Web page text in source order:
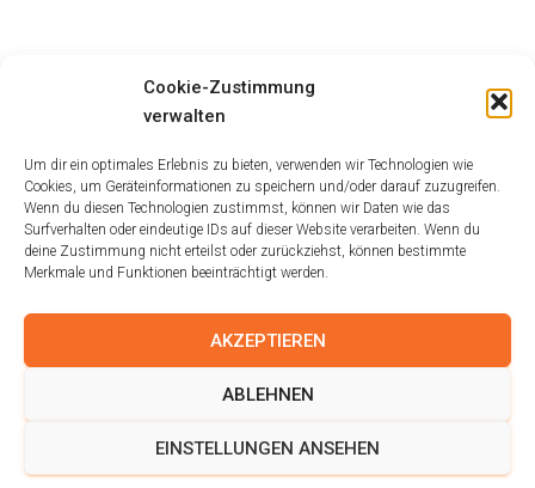
Cookie-Zustimmung
verwalten
Um dir ein optimales Erlebnis zu bieten, verwenden wir Technologien wie
Cookies, um Geräteinformationen zu speichern und/oder darauf zuzugreifen.
Wenn du diesen Technologien zustimmst, können wir Daten wie das
Surfverhalten oder eindeutige IDs auf dieser Website verarbeiten. Wenn du
deine Zustimmung nicht erteilst oder zurückziehst, können bestimmte
Merkmale und Funktionen beeinträchtigt werden.
AKZEPTIEREN
ABLEHNEN
EINSTELLUNGEN ANSEHEN